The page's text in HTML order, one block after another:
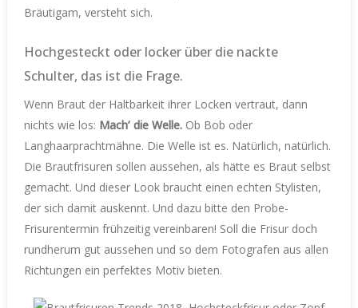
Bräutigam, versteht sich.
Hochgesteckt oder locker über die nackte
Schulter, das ist die Frage.
Wenn Braut der Haltbarkeit ihrer Locken vertraut, dann
nichts wie los: Mach’ die Welle. Ob Bob oder
Langhaarprachtmähne. Die Welle ist es. Natürlich, natürlich.
Die Brautfrisuren sollen aussehen, als hätte es Braut selbst
gemacht. Und dieser Look braucht einen echten Stylisten,
der sich damit auskennt. Und dazu bitte den Probe-
Frisurentermin frühzeitig vereinbaren! Soll die Frisur doch
rundherum gut aussehen und so dem Fotografen aus allen
Richtungen ein perfektes Motiv bieten.